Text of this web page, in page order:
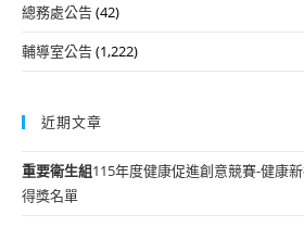
總務處公告(42)
輔導室公告(1,222)
近期文章
重要衛生組115年度健康促進創意競賽-健康
得獎名單